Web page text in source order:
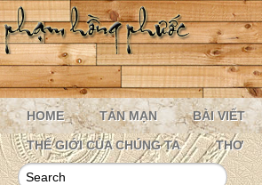
HOME TẢN MẠN BÀI VIẾT
THẾ GIỚI CỦA CHÚNG TA THƠ